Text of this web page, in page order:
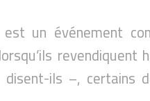
un événement
revendiquent
ils –, certains